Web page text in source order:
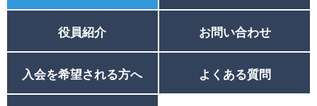
役員紹介 お問い合わせ
入会を希望される方へ よくある質問